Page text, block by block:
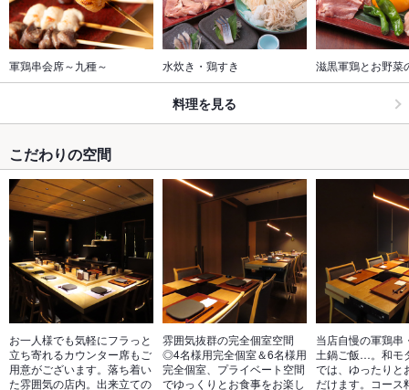
軍鶏串会席～九種～ 水炊き・鶏すき 滋黒軍鶏とお野菜
料理を見る
こだわりの空間
お一人様でも気軽にフラっと
立ち寄れるカウンター席もご
用意がございます。落ち着い
た雰囲気の店内。出来立ての
雰囲気抜群の完全個室空間
◎4名様用完全個室＆6名様用
完全個室、プライベート空間
でゆっくりとお食事をお楽し
当店自慢の軍鶏串
土鍋ご飯…。和モ
では、ゆったりと
だけます。コース